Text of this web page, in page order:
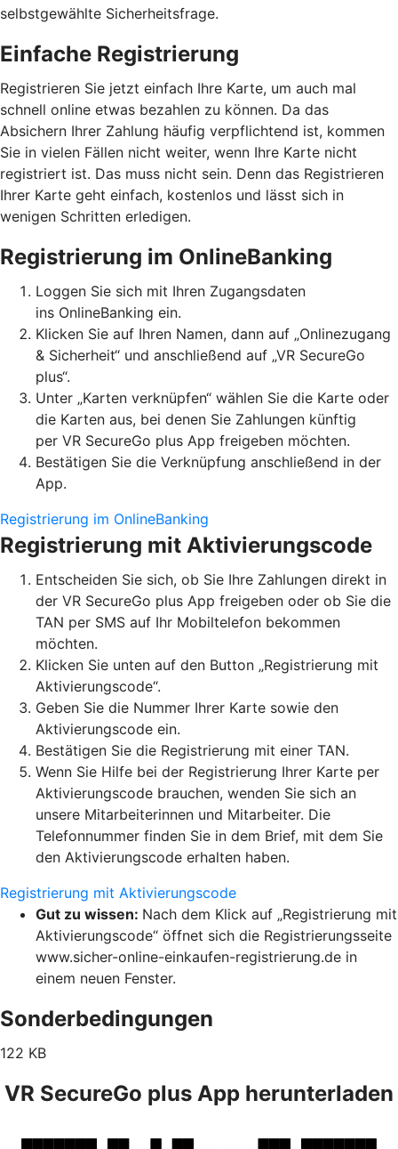
selbstgewählte Sicherheitsfrage.
Einfache Registrierung
Registrieren Sie jetzt einfach Ihre Karte, um auch mal
schnell online etwas bezahlen zu können. Da das
Absichern Ihrer Zahlung häufig verpflichtend ist, kommen
Sie in vielen Fällen nicht weiter, wenn Ihre Karte nicht
registriert ist. Das muss nicht sein. Denn das Registrieren
Ihrer Karte geht einfach, kostenlos und lässt sich in
wenigen Schritten erledigen.
Registrierung im OnlineBanking
Loggen Sie sich mit Ihren Zugangsdaten
ins OnlineBanking ein.
Klicken Sie auf Ihren Namen, dann auf „Onlinezugang
& Sicherheit“ und anschließend auf „VR SecureGo
plus“.
Unter „Karten verknüpfen“ wählen Sie die Karte oder
die Karten aus, bei denen Sie Zahlungen künftig
per VR SecureGo plus App freigeben möchten.
Bestätigen Sie die Verknüpfung anschließend in der
App.
Registrierung im OnlineBanking
Registrierung mit Aktivierungscode
Entscheiden Sie sich, ob Sie Ihre Zahlungen direkt in
der VR SecureGo plus App freigeben oder ob Sie die
TAN per SMS auf Ihr Mobiltelefon bekommen
möchten.
Klicken Sie unten auf den Button „Registrierung mit
Aktivierungscode“.
Geben Sie die Nummer Ihrer Karte sowie den
Aktivierungscode ein.
Bestätigen Sie die Registrierung mit einer TAN.
Wenn Sie Hilfe bei der Registrierung Ihrer Karte per
Aktivierungscode brauchen, wenden Sie sich an
unsere Mitarbeiterinnen und Mitarbeiter. Die
Telefonnummer finden Sie in dem Brief, mit dem Sie
den Aktivierungscode erhalten haben.
Registrierung mit Aktivierungscode
Gut zu wissen: Nach dem Klick auf „Registrierung mit
Aktivierungscode“ öffnet sich die Registrierungsseite
www.sicher-online-einkaufen-registrierung.de in
einem neuen Fenster.
Sonderbedingungen
122 KB
VR SecureGo plus App herunterladen